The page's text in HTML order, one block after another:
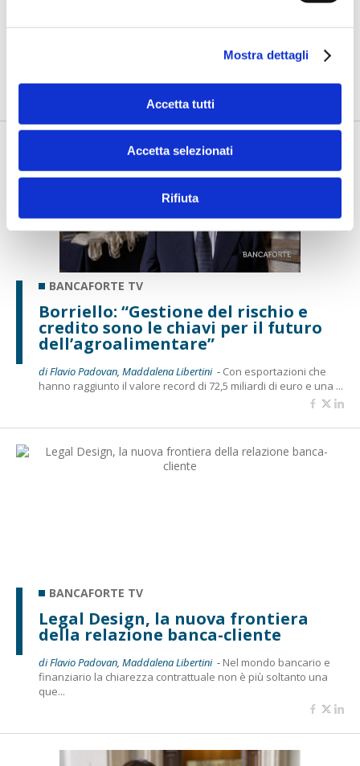
Mostra dettagli
Accetta tutti
Accetta selezionati
Rifiuta
Come trasformare il
BANCAFORTE TV
Borriello: “Gestione del rischio e
credito sono le chiavi per il futuro
dell’agroalimentare”
di Flavio Padovan, Maddalena Libertini - Con esportazioni che
hanno raggiunto il valore record di 72,5 miliardi di euro e una ...
BANCAFORTE TV
Legal Design, la nuova frontiera
della relazione banca-cliente
di Flavio Padovan, Maddalena Libertini - Nel mondo bancario e
finanziario la chiarezza contrattuale non è più soltanto una
que...